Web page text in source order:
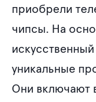
приобрели
чипсы. На
уникальные
Они включают